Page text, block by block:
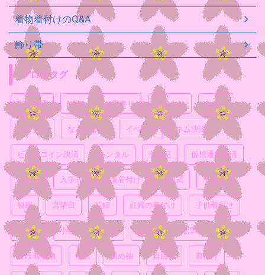
着物着付けのQ&A
飾り帯
ブログタグ
BTC決済 NEM お宮参り お知らせ お祭り
つけ下げ なんとなく イベント ネム決済
ビットコイン決済 レンタル 七五三 仮想通貨決済
入園式 入学式 出張着付け 卒園式 卒業式
喪服 営業日 妊婦 妊婦の着付け 子供着付け
小ネタ 小物 成人式 振り袖 時津町
普段着着物 浴衣 留め袖 真面目 着付け